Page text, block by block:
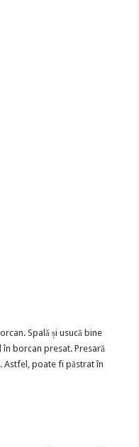
Spală și usucă bine
în borcan presat. Presară
Astfel, poate fi păstrat în